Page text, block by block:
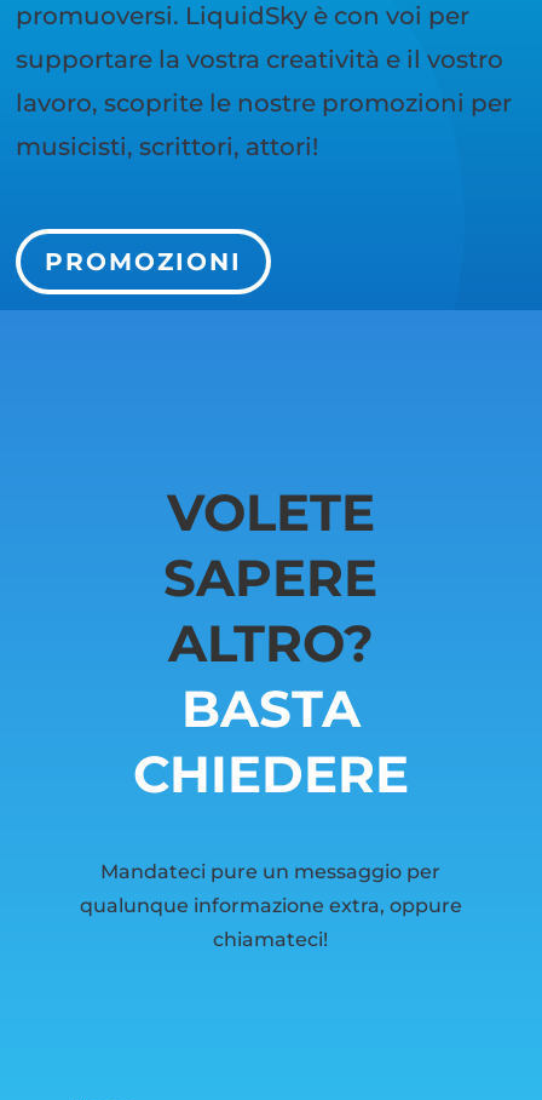
promuoversi. LiquidSky è con voi per
supportare la vostra creatività e il vostro
lavoro, scoprite le nostre promozioni per
musicisti, scrittori, attori!
PROMOZIONI
VOLETE
SAPERE
ALTRO?
BASTA
CHIEDERE
Mandateci pure un messaggio per
qualunque informazione extra, oppure
chiamateci!